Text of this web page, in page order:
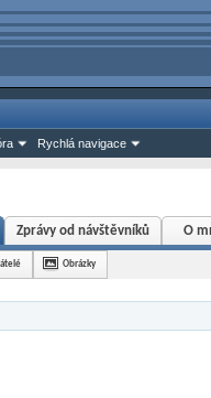
Rychlá navigace
Zprávy od návštěvníků O
Obrázky